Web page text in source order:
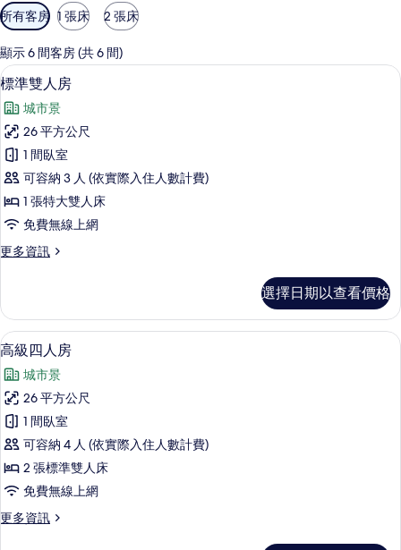
可
用
的
客
房
篩
選
條
件
所有客房 1 張床 2 張床
顯示 6 間客房 (共 6 間)
顯
示
標
準
雙
人
房
所
相
片
羽絨被、客房內保險箱、書桌、遮光
13
標準雙人房
城市景
26 平方公尺
1 間臥室
可容納 3 人 (依實際入住人數計費)
1 張特大雙人床
免費無線上網
更多資訊
更
雙
人
房
詳
情
選擇日期以查看價格
顯
示
高
級
四
人
房
所
羽絨被、客房內保險箱、書桌、遮光
11
高級四人房
城市景
26 平方公尺
1 間臥室
可容納 4 人 (依實際入住人數計費)
2 張標準雙人床
免費無線上網
更多資訊
更